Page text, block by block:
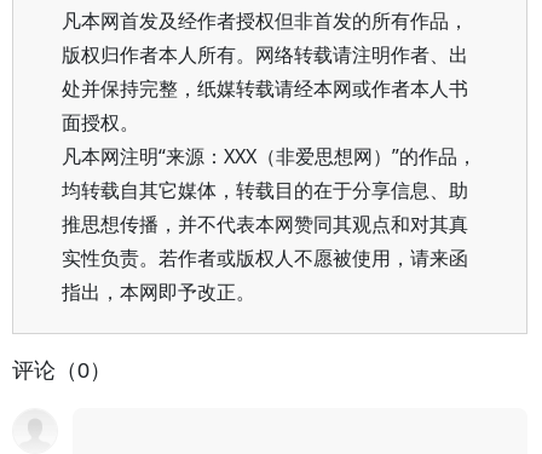
凡本网首发及经作者授权但非首发的所有作品，
版权归作者本人所有。网络转载请注明作者、出
处并保持完整，纸媒转载请经本网或作者本人书
面授权。
凡本网注明“来源：XXX（非爱思想网）”的作品，
均转载自其它媒体，转载目的在于分享信息、助
推思想传播，并不代表本网赞同其观点和对其真
实性负责。若作者或版权人不愿被使用，请来函
指出，本网即予改正。
评论（0）